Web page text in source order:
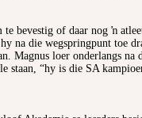
bevestig of daar nog ŉ
na die wegspringpunt toe
Magnus loer onderlangs
staan, “hy is die SA